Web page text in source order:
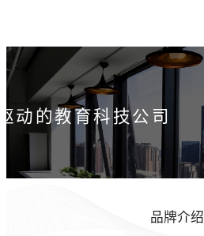
动的教育科技公司
品牌介绍